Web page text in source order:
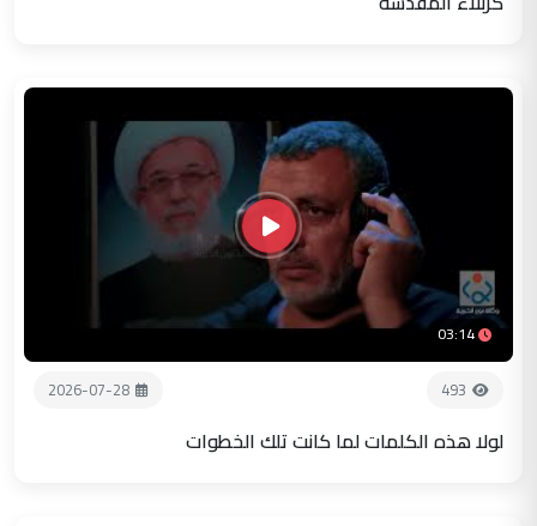
03:14
493
2026-07-28
لولا هذه الكلمات لما كانت تلك الخطوات